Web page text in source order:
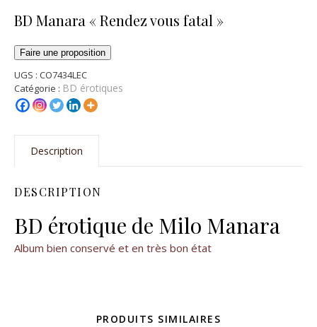
BD Manara « Rendez vous fatal »
Faire une proposition
UGS : CO7434LEC
Catégorie : BD érotiques
Description
DESCRIPTION
BD érotique de Milo Manara
Album bien conservé et en très bon état
PRODUITS SIMILAIRES